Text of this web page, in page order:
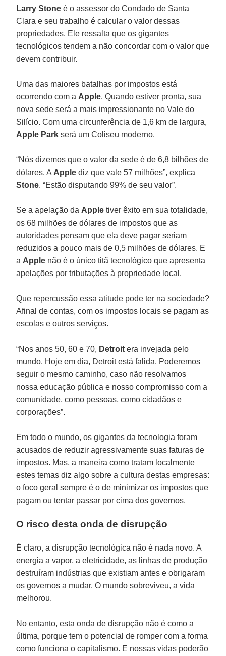
Larry Stone é o assessor do Condado de Santa
Clara e seu trabalho é calcular o valor dessas
propriedades. Ele ressalta que os gigantes
tecnológicos tendem a não concordar com o valor que
devem contribuir.
Uma das maiores batalhas por impostos está
ocorrendo com a Apple. Quando estiver pronta, sua
nova sede será a mais impressionante no Vale do
Silício. Com uma circunferência de 1,6 km de largura,
Apple Park será um Coliseu moderno.
“Nós dizemos que o valor da sede é de 6,8 bilhões de
dólares. A Apple diz que vale 57 milhões”, explica
Stone. “Estão disputando 99% de seu valor”.
Se a apelação da Apple tiver êxito em sua totalidade,
os 68 milhões de dólares de impostos que as
autoridades pensam que ela deve pagar seriam
reduzidos a pouco mais de 0,5 milhões de dólares. E
a Apple não é o único titã tecnológico que apresenta
apelações por tributações à propriedade local.
Que repercussão essa atitude pode ter na sociedade?
Afinal de contas, com os impostos locais se pagam as
escolas e outros serviços.
“Nos anos 50, 60 e 70, Detroit era invejada pelo
mundo. Hoje em dia, Detroit está falida. Poderemos
seguir o mesmo caminho, caso não resolvamos
nossa educação pública e nosso compromisso com a
comunidade, como pessoas, como cidadãos e
corporações”.
Em todo o mundo, os gigantes da tecnologia foram
acusados de reduzir agressivamente suas faturas de
impostos. Mas, a maneira como tratam localmente
estes temas diz algo sobre a cultura destas empresas:
o foco geral sempre é o de minimizar os impostos que
pagam ou tentar passar por cima dos governos.
O risco desta onda de disrupção
É claro, a disrupção tecnológica não é nada novo. A
energia a vapor, a eletricidade, as linhas de produção
destruíram indústrias que existiam antes e obrigaram
os governos a mudar. O mundo sobreviveu, a vida
melhorou.
No entanto, esta onda de disrupção não é como a
última, porque tem o potencial de romper com a forma
como funciona o capitalismo. E nossas vidas poderão